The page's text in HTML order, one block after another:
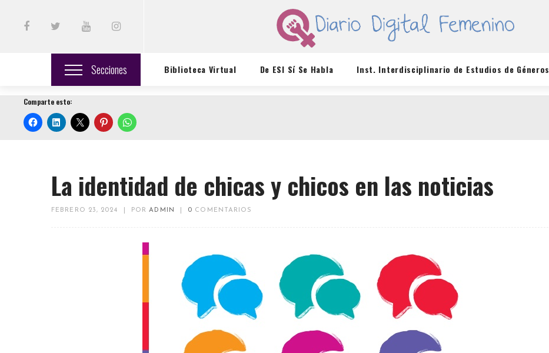
Secciones Biblioteca Virtual De ESI Sí Se Habla Inst. Interdisciplinario de Estudios de Géneros
Comparte esto:
La identidad de chicas y chicos en las noticias
FEBRERO 23, 2024 PORADMIN 0 COMENTARIOS